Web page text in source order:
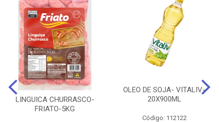
LINGUICA CHURRASCO-
FRIATO-5KG
OLEO DE SOJA- VITALIV-
20X900ML
Código: 112122